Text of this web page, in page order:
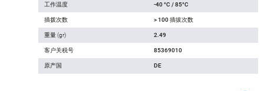
工作温度 -40 °C / 85°C
插拨次数 > 100 插拔次数
重量 (gr) 2.49
客户关税号 85369010
原产国 DE